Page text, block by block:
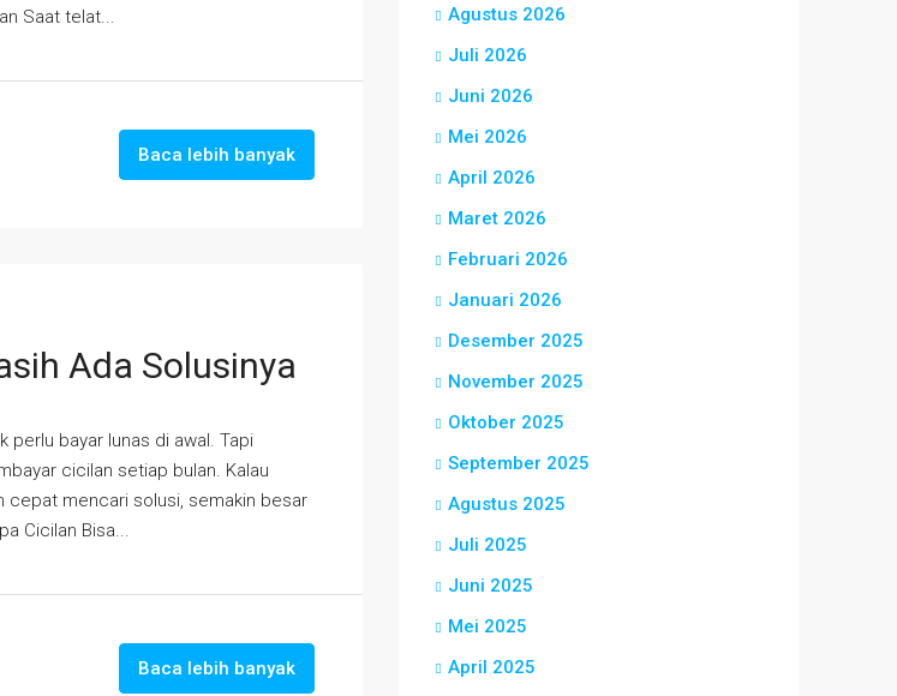
Saat telat...
Baca lebih banyak
Ada Solusinya
perlu bayar lunas di awal. Tapi
cicilan setiap bulan. Kalau
cepat mencari solusi, semakin besar
Cicilan Bisa...
Baca lebih banyak
Agustus 2026
Juli 2026
Juni 2026
Mei 2026
April 2026
Maret 2026
Februari 2026
Januari 2026
Desember 2025
November 2025
Oktober 2025
September 2025
Agustus 2025
Juli 2025
Juni 2025
Mei 2025
April 2025